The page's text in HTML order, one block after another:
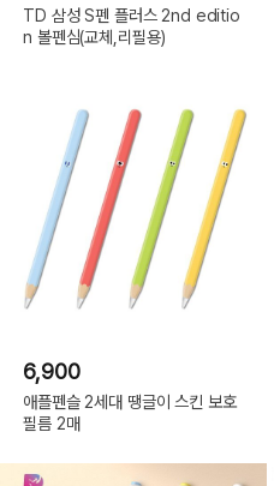
TD 삼성 S펜 플러스 2nd editio
n 볼펜심(교체,리필용)
6,900
애플펜슬 2세대 땡글이 스킨 보호
필름 2매